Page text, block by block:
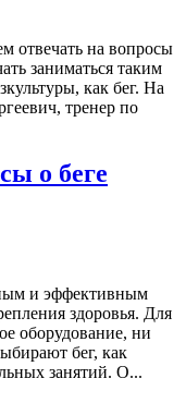
отвечать на вопросы
заниматься таким
как бег. На
тренер по
о беге
и эффективным
здоровья. Для
оборудование, ни
бег, как
занятий. О...